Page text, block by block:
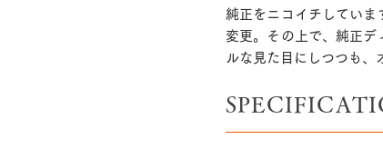
純正をニコイチしていま
変更。その上で、純正
ルな見た目にしつつも、